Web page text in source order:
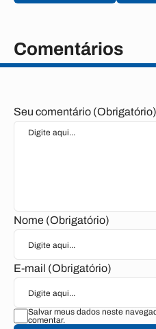
Comentários
Seu comentário (Obrigatório)
Nome (Obrigatório)
E-mail (Obrigatório)
Salvar meus dados neste
comentar.